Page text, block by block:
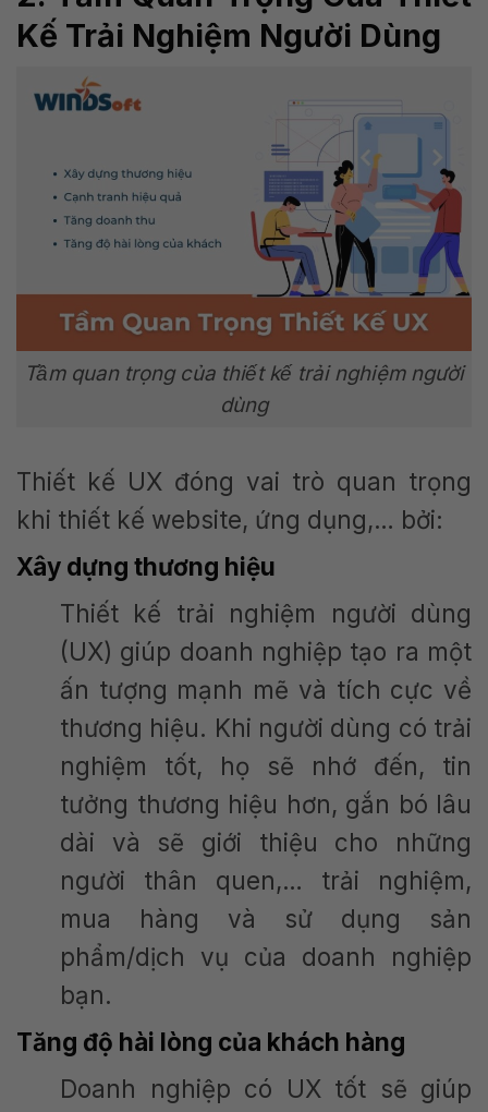
Kế Trải Nghiệm Người Dùng
Tầm quan trọng của thiết kế trải nghiệm người
dùng
Thiết kế UX đóng vai trò quan trọng
khi thiết kế website, ứng dụng,… bởi:
Xây dựng thương hiệu
Thiết kế trải nghiệm người dùng
(UX) giúp doanh nghiệp tạo ra một
ấn tượng mạnh mẽ và tích cực về
thương hiệu. Khi người dùng có trải
nghiệm tốt, họ sẽ nhớ đến, tin
tưởng thương hiệu hơn, gắn bó lâu
dài và sẽ giới thiệu cho những
người thân quen,… trải nghiệm,
mua hàng và sử dụng sản
phẩm/dịch vụ của doanh nghiệp
bạn.
Tăng độ hài lòng của khách hàng
Doanh nghiệp có UX tốt sẽ giúp